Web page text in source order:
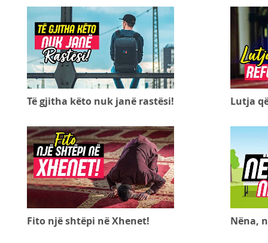
Të gjitha këto nuk janë rastësi! Lutja
Fito një shtëpi në Xhenet! Nëna,